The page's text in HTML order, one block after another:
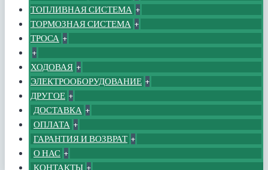
ТОПЛИВНАЯ СИСТЕМА +
ТОРМОЗНАЯ СИСТЕМА +
ТРОСА +
+
ХОДОВАЯ +
ЭЛЕКТРООБОРУДОВАНИЕ +
ДРУГОЕ +
ДОСТАВКА +
ОПЛАТА +
ГАРАНТИЯ И ВОЗВРАТ +
О НАС +
КОНТАКТЫ +